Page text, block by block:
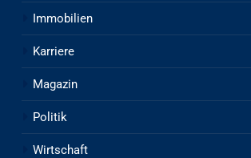
Immobilien
Karriere
Magazin
Politik
Wirtschaft